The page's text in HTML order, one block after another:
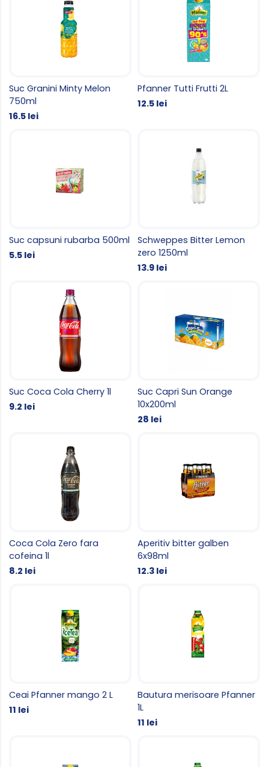
Suc Granini Minty Melon
750ml
16.5 lei
Pfanner Tutti Frutti 2L
12.5 lei
Suc capsuni rubarba 500ml
5.5 lei
Schweppes Bitter Lemon
zero 1250ml
13.9 lei
Suc Coca Cola Cherry 1l
9.2 lei
Suc Capri Sun Orange
10x200ml
28 lei
Coca Cola Zero fara
cofeina 1l
8.2 lei
Aperitiv bitter galben
6x98ml
12.3 lei
Ceai Pfanner mango 2 L
11 lei
Bautura merisoare Pfanner
1L
11 lei